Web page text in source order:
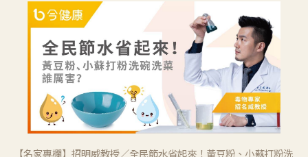
候就要使用菊花、金銀花來治療；假如單純的眼睛乾澀，結膜沒有紅，
眼睛周圍沒有眼屎，這種情況是屬於「陰虛」，就可以使用枸杞、蓮
藕、麥門冬、山藥等比較滋潤的藥材，效果就更顯著。
【名家專欄】招明威教授／全民節水省起來！黃豆粉、小蘇打粉洗